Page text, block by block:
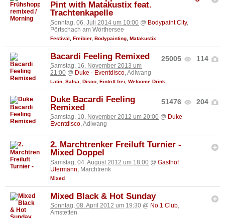
Pint with Matakustix feat.
Trachtenkapelle
Sonntag, 06. Juli 2014 um 10:00 @ Bodypaint City,
Pörtschach am Wörthersee
Festival Freibier, Bodypainting Matakustix
25005 114
Bacardi Feeling Remixed
Samstag, 16. November 2013 um
21:00 @ Duke - Eventdisco, Adlwang
Latin Salsa Disco Eintritt frei Welcome Drink
51476 204
Duke Bacardi Feeling
Remixed
Samstag, 10. November 2012 um 20:00 @ Duke -
Eventdisco, Adlwang
2. Marchtrenker Freiluft Turnier -
Mixed Doppel
Samstag, 04. August 2012 um 18:00 @ Gasthof
Ufermann , Marchtrenk
Mixed
Mixed Black & Hot Sunday
Sonntag, 08. April 2012 um 19:30 @ No.1 Club,
Amstetten